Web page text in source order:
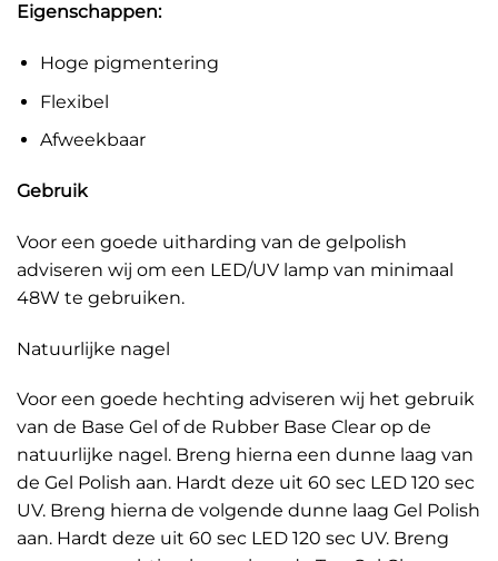
Eigenschappen:
Hoge pigmentering
Flexibel
Afweekbaar
Gebruik
Voor een goede uitharding van de gelpolish
adviseren wij om een LED/UV lamp van minimaal
48W te gebruiken.
Natuurlijke nagel
Voor een goede hechting adviseren wij het gebruik
van de Base Gel of de Rubber Base Clear op de
natuurlijke nagel. Breng hierna een dunne laag van
de Gel Polish aan. Hardt deze uit 60 sec LED 120 sec
UV. Breng hierna de volgende dunne laag Gel Polish
aan. Hardt deze uit 60 sec LED 120 sec UV. Breng